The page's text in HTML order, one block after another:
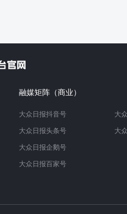
融媒矩阵（商业）
大众日报抖音号
大众日报头条号
大众日报企鹅号
大众日报百家号
大
大